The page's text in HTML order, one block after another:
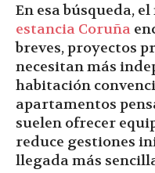
En esa búsqueda,
estancia Coruña
breves, proyectos
necesitan más
habitación
apartamentos
suelen ofrecer
reduce gestiones
llegada más